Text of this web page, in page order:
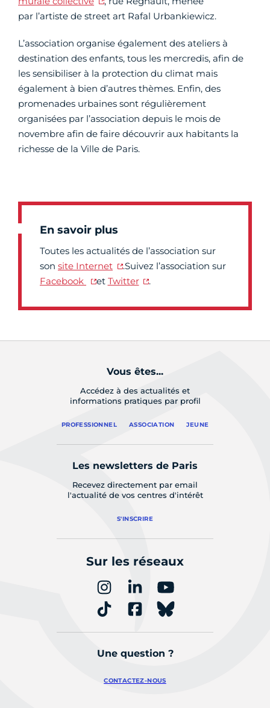
par l’artiste de street art Rafal Urbankiewicz.
L’association organise également des ateliers à
destination des enfants, tous les mercredis, afin de
les sensibiliser à la protection du climat mais
également à bien d’autres thèmes. Enfin, des
promenades urbaines sont régulièrement
organisées par l’association depuis le mois de
novembre afin de faire découvrir aux habitants la
richesse de la Ville de Paris.
En savoir plus
Toutes les actualités de l’association sur
son site Internet
.Suivez l’association sur
Facebook
et Twitter .
Vous êtes...
Accédez à des actualités et
informations pratiques par profil
PROFESSIONNEL ASSOCIATION JEUNE
Les newsletters de Paris
Recevez directement par email
l'actualité de vos centres d'intérêt
S'INSCRIRE
Sur les réseaux
Une question ?
CONTACTEZ-NOUS